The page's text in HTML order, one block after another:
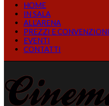
HOME
IN SALA
ALL’ARENA
PREZZI E CONVENZIONI
EVENTI
CONTATTI